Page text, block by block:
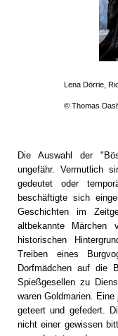
Lena Dörrie,
© Thomas
Die Auswahl der
ungefähr. Vermutlich
gedeutet oder
beschäftigte sich
Geschichten im
altbekannte
historischen
Treiben eines
Dorfmädchen auf die
Spießgesellen zu
waren Goldmarien.
geteert und gefedert.
nicht einer gewissen